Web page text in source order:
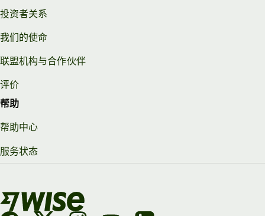
投资者关系
我们的使命
联盟机构与合作伙伴
评价
帮助
帮助中心
服务状态